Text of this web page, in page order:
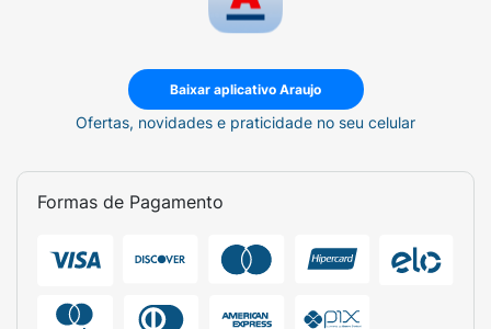
Recupere a saúde da sua pele com a
tecnologia e suavidade da Lecieza.
Baixar aplicativo Araujo
Ofertas, novidades e praticidade no seu celular
Formas de Pagamento